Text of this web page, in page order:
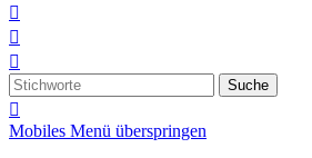



Suche

Mobiles Menü überspringen